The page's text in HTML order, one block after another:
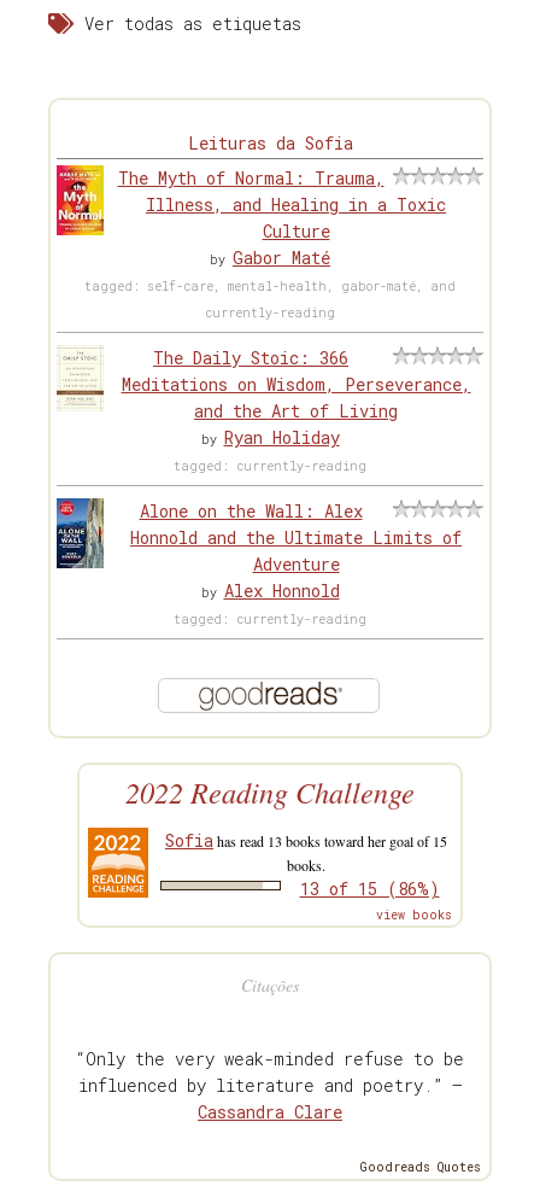
Ver todas as etiquetas
Leituras da Sofia
The Myth of Normal: Trauma,
Illness, and Healing in a Toxic
Culture
by Gabor Maté
tagged: self-care, mental-health, gabor-maté, and
currently-reading
The Daily Stoic: 366
Meditations on Wisdom, Perseverance,
and the Art of Living
by Ryan Holiday
tagged: currently-reading
Alone on the Wall: Alex
Honnold and the Ultimate Limits of
Adventure
by Alex Honnold
tagged: currently-reading
2022 Reading Challenge
Sofia has read 13 books toward her goal of 15
books.
13 of 15 (86%)
view books
Citações
“Only the very weak-minded refuse to be
influenced by literature and poetry.” —
Cassandra Clare
Goodreads Quotes